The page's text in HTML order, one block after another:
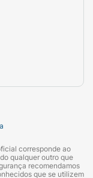
corresponde ao
qualquer outro que
recomendamos
que se utilizem